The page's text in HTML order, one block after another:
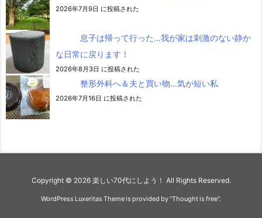
2026年7月9日 に投稿された
息子は帰って行った…我が家は刺激のない静か
な日常に戻ります！
2026年8月3日 に投稿された
整形外科へ＆夫と買い物…気が短い私
2026年7月16日 に投稿された
Copyright © 2026 楽しい70代にしよう！ All Rights Reserved.
WordPress Luxeritas Theme is provided by "Thought is free".